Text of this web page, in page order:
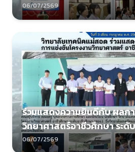
06/07/2569
ร่วมแสดงความยินดีกับ ผลก
วิทยาศาสตร์อาชีวศึกษา ระดั
(สอจ.)
06/07/2569